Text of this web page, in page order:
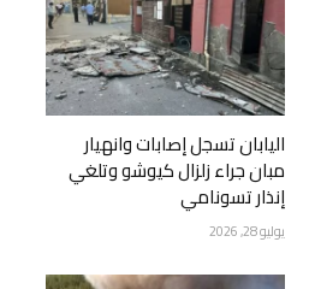
اليابان تسجل إصابات وانهيار
مبان جراء زلزال كيوشو وتلغي
إنذار تسونامي
يوليو 28, 2026